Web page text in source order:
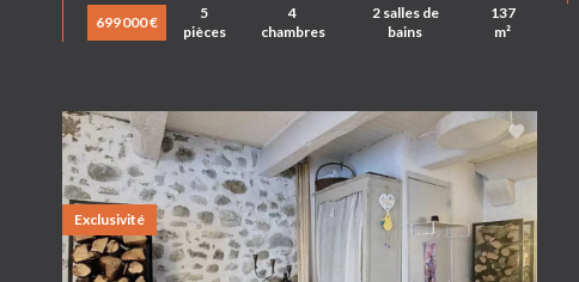
699 000 €
5
pièces
4
chambres
2 salles de
bains
137
m²
Exclusivité